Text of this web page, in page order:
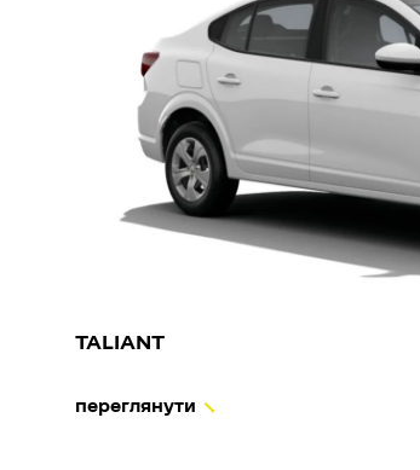
TALIANT
переглянути